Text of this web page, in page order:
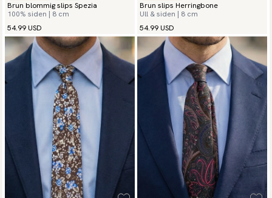
Brun blommig slips Spezia
100% siden | 8 cm
54.99 USD
Brun slips Herringbone
Ull & siden | 8 cm
54.99 USD